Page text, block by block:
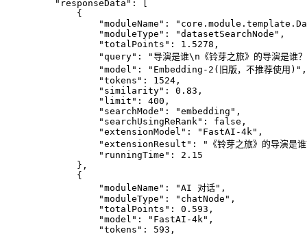
    "responseData": [
        {
"moduleName":
            "moduleType": "datasetSearchNode",
            "totalPoints": 1.5278,
"query": "导演是谁\n《铃芽之旅》的导演是谁？
            "model": "Embedding-2(旧版，不推荐使用)",
            "tokens": 1524,
            "similarity": 0.83,
            "limit": 400,
            "searchMode": "embedding",
            "searchUsingReRank": false,
            "extensionModel": "FastAI-4k",
"extensionResult": "《铃芽之旅》的导演是谁
            "runningTime": 2.15
        },
        {
            "moduleName": "AI 对话",
            "moduleType": "chatNode",
            "totalPoints": 0.593,
            "model": "FastAI-4k",
            "tokens": 593,